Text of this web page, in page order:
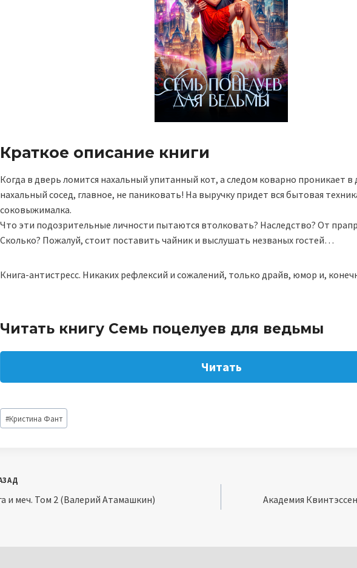
Краткое описание книги
Когда в дверь ломится нахальный упитанный кот, а следом коварно проникает в
нахальный сосед, главное, не паниковать! На выручку придет вся бытовая
соковыжималка.
Что эти подозрительные личности пытаются втолковать? Наследство? От
Сколько? Пожалуй, стоит поставить чайник и выслушать незваных гостей…
Книга-антистресс. Никаких рефлексий и сожалений, только драйв, юмор и,
Читать книгу Семь поцелуев для ведьмы
Читать
Метки
записи:
#Кристина Фант
и меч. Том 2 (Валерий Атамашкин)
Академия